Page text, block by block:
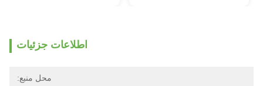
اطلاعات جزئیات
محل منبع: